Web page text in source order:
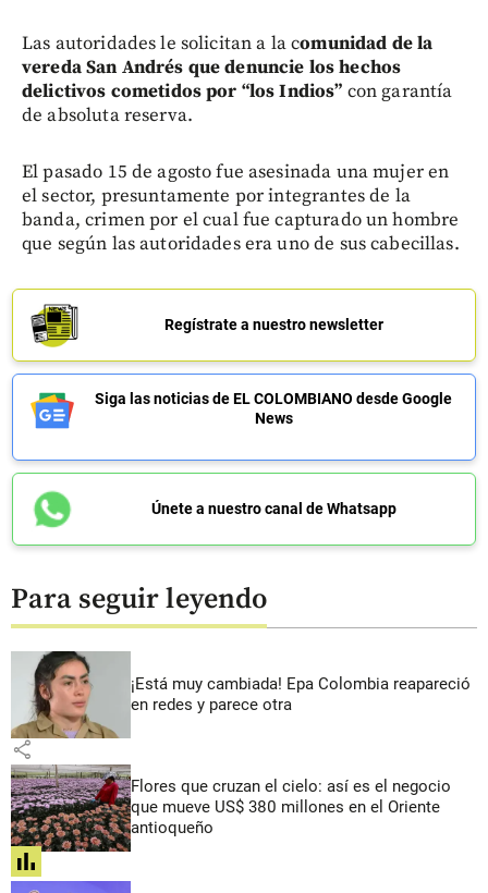
Las autoridades le solicitan a la comunidad de la
vereda San Andrés que denuncie los hechos
delictivos cometidos por “los Indios” con garantía
de absoluta reserva.
El pasado 15 de agosto fue asesinada una mujer en
el sector, presuntamente por integrantes de la
banda, crimen por el cual fue capturado un hombre
que según las autoridades era uno de sus cabecillas.
Regístrate a nuestro newsletter
Siga las noticias de EL COLOMBIANO desde Google
News
Únete a nuestro canal de Whatsapp
Para seguir leyendo
¡Está muy cambiada! Epa Colombia reapareció
en redes y parece otra
share
Flores que cruzan el cielo: así es el negocio
que mueve US$ 380 millones en el Oriente
antioqueño
share